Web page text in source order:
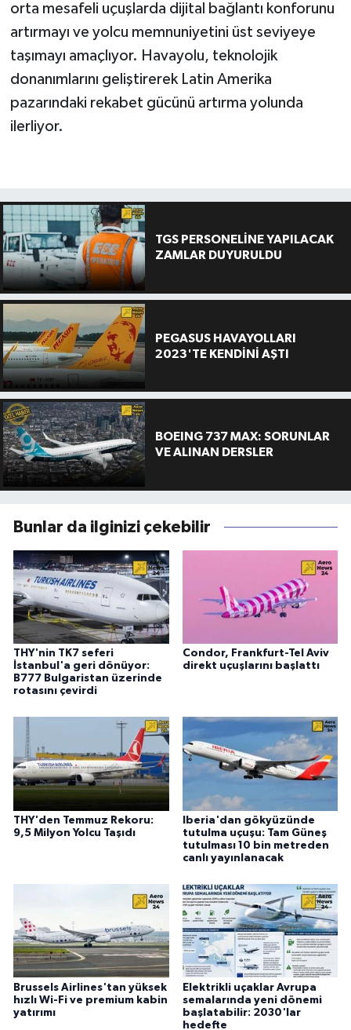
orta mesafeli uçuşlarda dijital bağlantı konforunu
artırmayı ve yolcu memnuniyetini üst seviyeye
taşımayı amaçlıyor. Havayolu, teknolojik
donanımlarını geliştirerek Latin Amerika
pazarındaki rekabet gücünü artırma yolunda
ilerliyor.
TGS PERSONELİNE YAPILACAK
ZAMLAR DUYURULDU
PEGASUS HAVAYOLLARI
2023'TE KENDİNİ AŞTI
BOEING 737 MAX: SORUNLAR
VE ALINAN DERSLER
Bunlar da ilginizi çekebilir
THY'nin TK7 seferi
İstanbul'a geri dönüyor:
B777 Bulgaristan üzerinde
rotasını çevirdi
Condor, Frankfurt-Tel Aviv
direkt uçuşlarını başlattı
THY'den Temmuz Rekoru:
9,5 Milyon Yolcu Taşıdı
Iberia'dan gökyüzünde
tutulma uçuşu: Tam Güneş
tutulması 10 bin metreden
canlı yayınlanacak
Brussels Airlines'tan yüksek
hızlı Wi-Fi ve premium kabin
yatırımı
Elektrikli uçaklar Avrupa
semalarında yeni dönemi
başlatabilir: 2030'lar
hedefte